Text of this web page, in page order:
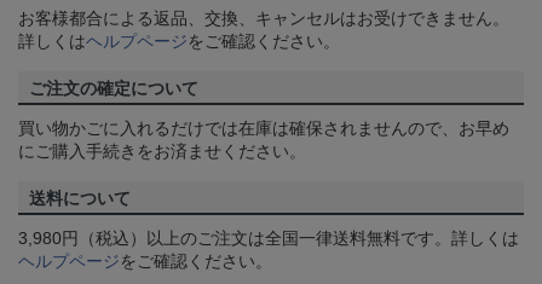
お客様都合による返品、交換、キャンセルはお受けできません。
詳しくはヘルプページをご確認ください。
ご注文の確定について
買い物かごに入れるだけでは在庫は確保されませんので、お早め
にご購入手続きをお済ませください。
送料について
3,980円（税込）以上のご注文は全国一律送料無料です。詳しくは
ヘルプページをご確認ください。